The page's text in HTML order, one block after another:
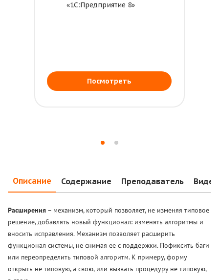
«1С:Предприятие 8»
Посмотреть
Описание Содержание Преподаватель Видео
Расширения – механизм, который позволяет, не изменяя типовое
решение, добавлять новый функционал: изменять алгоритмы и
вносить исправления. Механизм позволяет расширить
функционал системы, не снимая ее с поддержки. Пофиксить баги
или переопределить типовой алгоритм. К примеру, форму
открыть не типовую, а свою, или вызвать процедуру не типовую,